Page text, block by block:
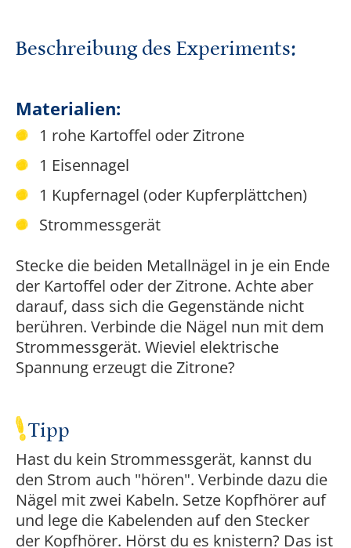
Beschreibung des Experiments:
Materialien:
1 rohe Kartoffel oder Zitrone
1 Eisennagel
1 Kupfernagel (oder Kupferplättchen)
Strommessgerät
Stecke die beiden Metallnägel in je ein Ende
der Kartoffel oder der Zitrone. Achte aber
darauf, dass sich die Gegenstände nicht
berühren. Verbinde die Nägel nun mit dem
Strommessgerät. Wieviel elektrische
Spannung erzeugt die Zitrone?
Tipp
Hast du kein Strommessgerät, kannst du
den Strom auch "hören". Verbinde dazu die
Nägel mit zwei Kabeln. Setze Kopfhörer auf
und lege die Kabelenden auf den Stecker
der Kopfhörer. Hörst du es knistern? Das ist